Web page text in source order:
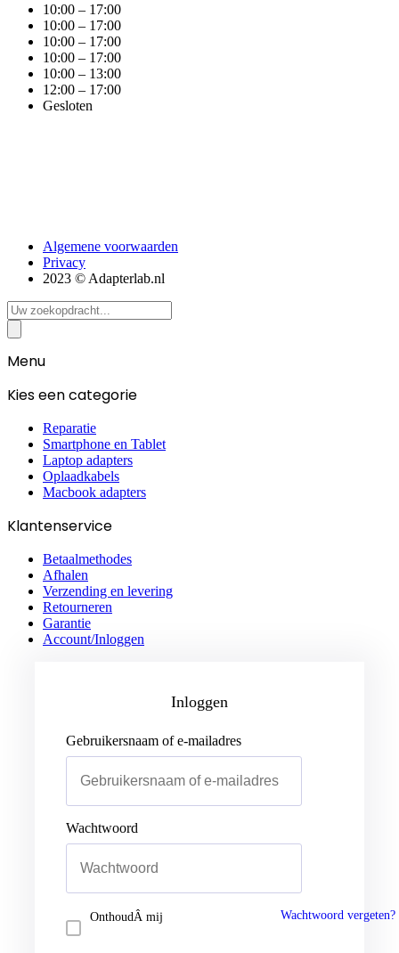
10:00 – 17:00
10:00 – 17:00
10:00 – 17:00
10:00 – 17:00
10:00 – 13:00
12:00 – 17:00
Gesloten
Algemene voorwaarden
Privacy
2023 © Adapterlab.nl
Search
...
Menu
Kies een categorie
Reparatie
Smartphone en Tablet
Laptop adapters
Oplaadkabels
Macbook adapters
Klantenservice
Betaalmethodes
Afhalen
Verzending en levering
Retourneren
Garantie
Account/Inloggen
Gebruikersnaam of e-mailadres
Wachtwoord